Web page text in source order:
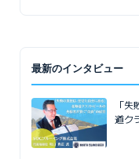
最新のインタビュー
「
道ク